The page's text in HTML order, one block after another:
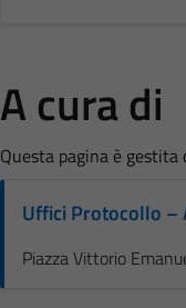
A cura di
Questa pagina è gestita
Uffici Protocollo –
Piazza Vittorio